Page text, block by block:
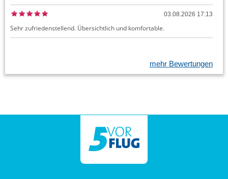
03.08.2026 17:13
Sehr zufriedenstellend. Übersichtlich und komfortable.
mehr Bewertungen